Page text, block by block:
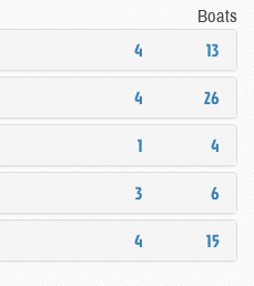
Boats
4
13
4
26
1
4
3
6
4 15